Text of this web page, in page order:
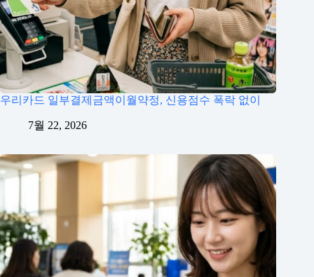
우리카드 일부결제금액이월약정, 신용점수 폭락 없이
7월 22, 2026